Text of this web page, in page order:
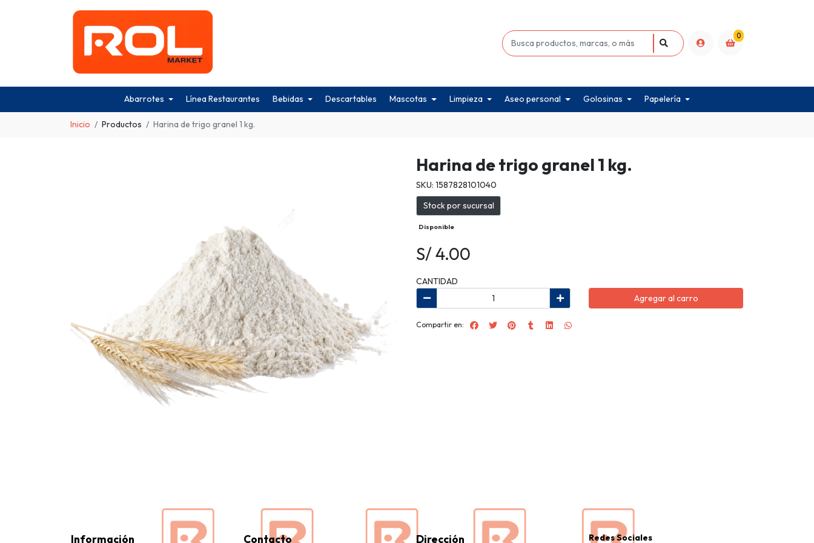
0
Abarrotes Línea Restaurantes Bebidas Descartables Mascotas Limpieza Aseo personal Golosinas Papelería
Inicio Productos Harina de trigo granel 1 kg.
Harina de trigo granel 1 kg.
SKU: 1587828101040
Stock por sucursal
Disponible
S/ 4.00
CANTIDAD
Agregar al carro
Compartir en:
Información Contacto Dirección Redes Sociales